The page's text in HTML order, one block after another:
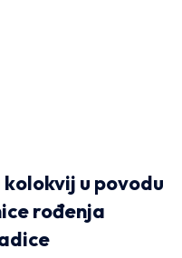
u povodu
rođenja